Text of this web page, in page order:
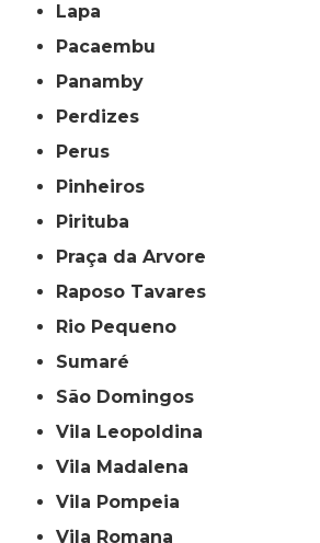
Lapa
Pacaembu
Panamby
Perdizes
Perus
Pinheiros
Pirituba
Praça da Arvore
Raposo Tavares
Rio Pequeno
Sumaré
São Domingos
Vila Leopoldina
Vila Madalena
Vila Pompeia
Vila Romana